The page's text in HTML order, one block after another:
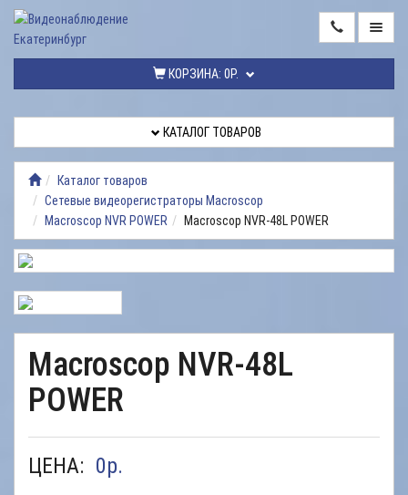
КОРЗИНА: 0Р.
ТОВАРОВ
ВИДЕОНАБЛЮДЕНИЯ
РЕМОНТ
ВИДЕОНАБЛЮДЕНИЯ
УСЛУГИ
ДОСТАВКА
РАБОТЫ
КОНТАКТЫ
КАТАЛОГ ТОВАРОВ
Каталог товаров
Сетевые видеорегистраторы Macroscop
Macroscop NVR POWER
Macroscop NVR-48L POWER
Macroscop NVR-48L
POWER
ЦЕНА: 0р.